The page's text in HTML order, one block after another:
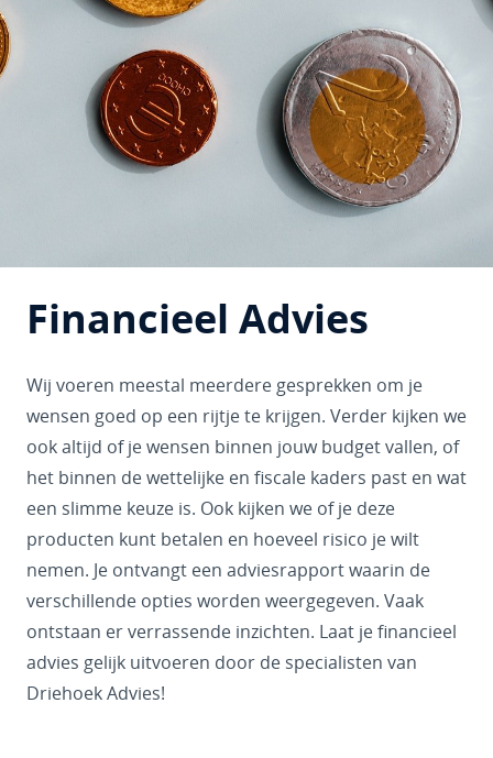
Financieel Advies
Wij voeren meestal meerdere gesprekken om je
wensen goed op een rijtje te krijgen. Verder kijken we
ook altijd of je wensen binnen jouw budget vallen, of
het binnen de wettelijke en fiscale kaders past en wat
een slimme keuze is. Ook kijken we of je deze
producten kunt betalen en hoeveel risico je wilt
nemen. Je ontvangt een adviesrapport waarin de
verschillende opties worden weergegeven. Vaak
ontstaan er verrassende inzichten. Laat je financieel
advies gelijk uitvoeren door de specialisten van
Driehoek Advies!